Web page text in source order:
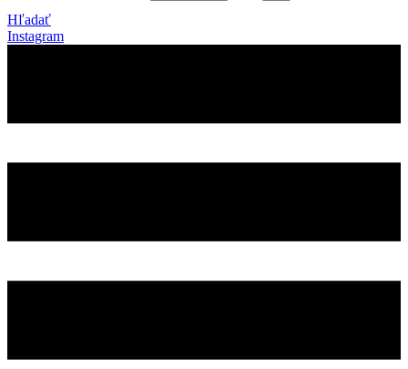
Hľadať
Instagram